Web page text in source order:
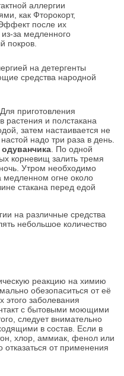
аллергии
как Фторокорт,
после их
из-за медленного
покров.
на детергенты
средства народной
. Для приготовления
растения и полстакана
затем настаивается не
надо три раза в день.
. По одной
корневищ залить тремя
Утром необходимо
медленном огне около
стакана перед едой
на различные средства
небольшое количество
реакцию на химию
обезопаситься от её
заболевания
с бытовыми моющими
следует внимательно
в состав. Если в
хлор, аммиак, фенол или
от применения